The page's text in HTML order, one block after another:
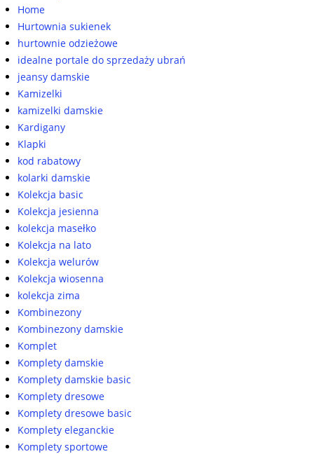
Home
Hurtownia sukienek
hurtownie odzieżowe
idealne portale do sprzedaży ubrań
jeansy damskie
Kamizelki
kamizelki damskie
Kardigany
Klapki
kod rabatowy
kolarki damskie
Kolekcja basic
Kolekcja jesienna
kolekcja masełko
Kolekcja na lato
Kolekcja welurów
Kolekcja wiosenna
kolekcja zima
Kombinezony
Kombinezony damskie
Komplet
Komplety damskie
Komplety damskie basic
Komplety dresowe
Komplety dresowe basic
Komplety eleganckie
Komplety sportowe